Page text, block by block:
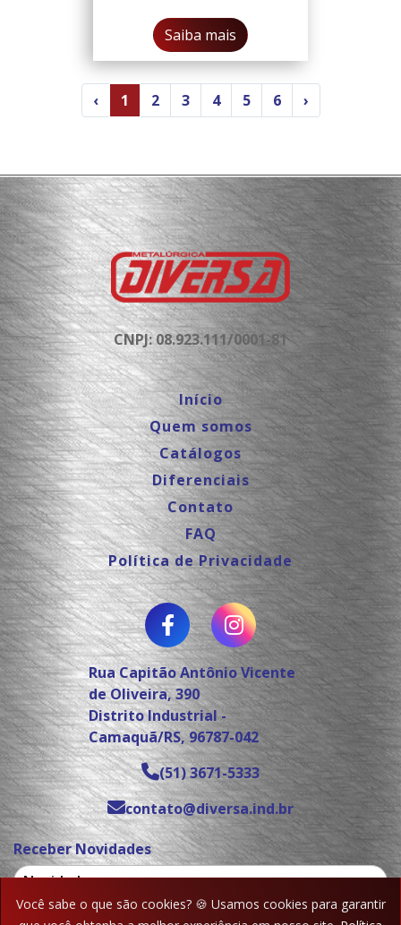
Você sabe o que são cookies? 🍪 Usamos cookies para garantir
Saiba mais
‹ 1 2 3 4 5 6 ›
CNPJ: 08.923.111/0001-81
Início
Quem somos
Catálogos
Diferenciais
Contato
FAQ
Política de Privacidade
Rua Capitão Antônio Vicente
de Oliveira, 390
Distrito Industrial -
Camaquã/RS, 96787-042
(51) 3671-5333
contato@diversa.ind.br
Receber Novidades